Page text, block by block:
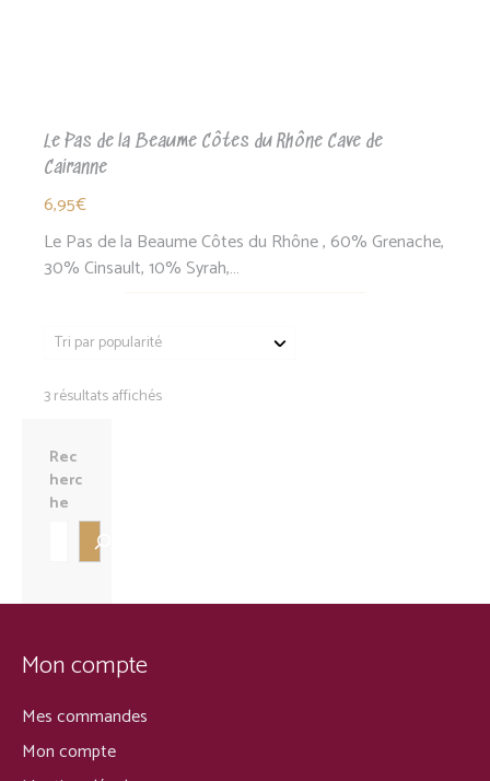
Le Pas de la Beaume Côtes du Rhône Cave de
Cairanne
6,95€
Le Pas de la Beaume Côtes du Rhône , 60% Grenache,
30% Cinsault, 10% Syrah,…
3 résultats affichésTrié
Rec
herc
he
Mon compte
Mes commandes
Mon compte